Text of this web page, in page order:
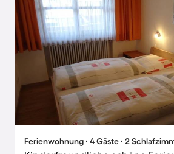
Ferienwohnung ∙ 4 Gäste ∙ 2